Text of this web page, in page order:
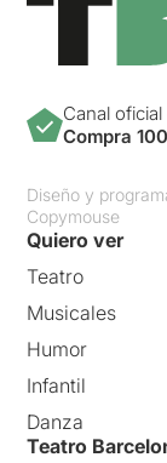
Canal
Compra
Diseño y
Copymouse
Quiero ver
Teatro
Musicales
Humor
Infantil
Danza
Teatro